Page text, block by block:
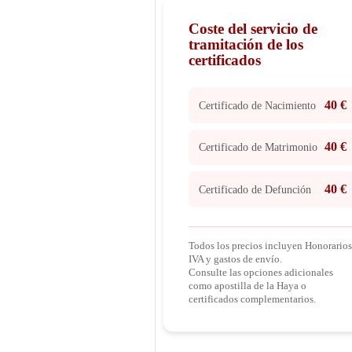
Coste del servicio de
tramitación de los
certificados
Certificado de Nacimiento 40 €
Certificado de Matrimonio 40 €
Certificado de Defunción 40 €
Todos los precios incluyen
IVA y gastos de envío.
Consulte las opciones adicionales
como apostilla de la Haya o
certificados complementarios.